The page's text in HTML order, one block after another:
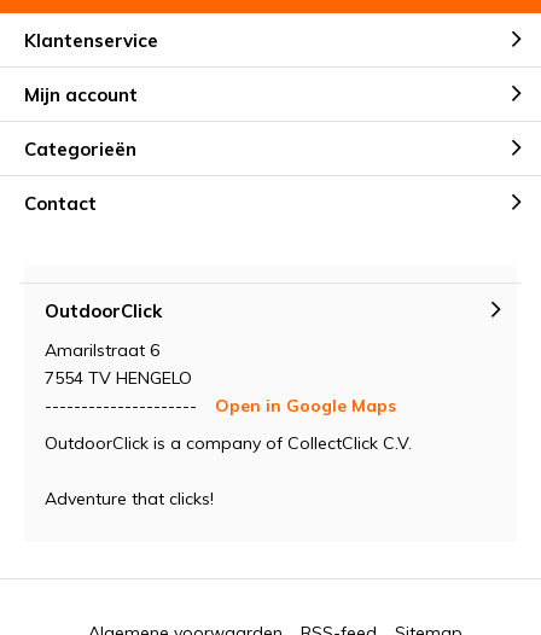
Klantenservice
Mijn account
Categorieën
Contact
OutdoorClick
Amarilstraat 6
7554 TV HENGELO
---------------------
Open in Google Maps
OutdoorClick is a company of CollectClick C.V.
Adventure that clicks!